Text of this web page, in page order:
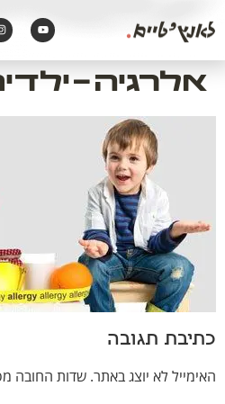
אלרגיה-
כתיבת תגובה
האימייל לא יוצג באתר. שדות החובה